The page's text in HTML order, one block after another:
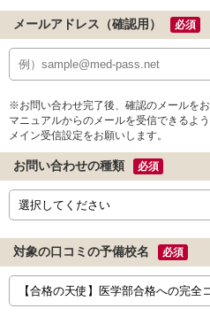
メールアドレス（確認用） 必須
※お問い合わせ完了後、確認のメールを
マニュアルからのメールを受信できるよ
メイン受信設定をお願いします。
お問い合わせの種類 必須
対象の口コミの予備校名 必須